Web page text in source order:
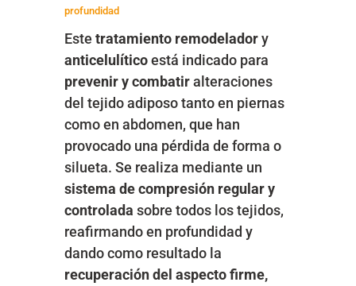
profundidad
Este tratamiento remodeladory
anticelulíticoestá indicado para
prevenir y combatiralteraciones
del tejido adiposo tanto en piernas
como en abdomen, que han
provocado una pérdida de forma o
silueta. Se realiza mediante un
sistema de compresión regular y
controlada sobre todos los tejidos,
reafirmando en profundidad y
dando como resultado la
recuperación del aspecto firme,